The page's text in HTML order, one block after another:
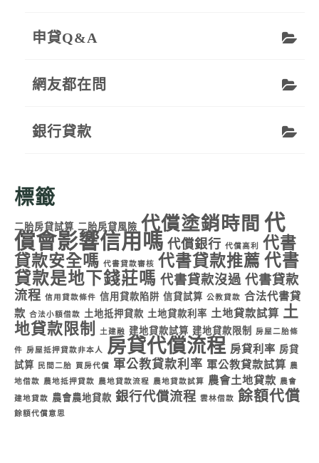
申貸Q&A
網友都在問
銀行貸款
標籤
二胎房貸試算 二胎房貸風險 代償塗銷時間 代
償會影響信用嗎 代償銀行 代償高利
代書
貸款安全嗎 代書貸款審核 代書貸款推薦 代書
貸款是地下錢莊嗎 代書貸款沒過 代書貸款
流程 信用貸款條件 信用貸款陷阱 信貸試算 公教貸款 合法代書貸
款 合法小額借款 土地抵押貸款 土地貸款利率 土地貸款試算 土
地貸款限制
土建融 建地貸款試算 建地貸款限制 房屋二胎條
件 房屋抵押貸款非本人 房貸代償流程 房貸利率 房貸
試算
民間二胎 買房代償 軍公教貸款利率 軍公教貸款試算
農
地借款
農地抵押貸款 農地貸款流程 農地貸款試算 農會土地貸款 農會
建地貸款 農會農地貸款 銀行代償流程 雲林借款 餘額代償
餘額代償意思